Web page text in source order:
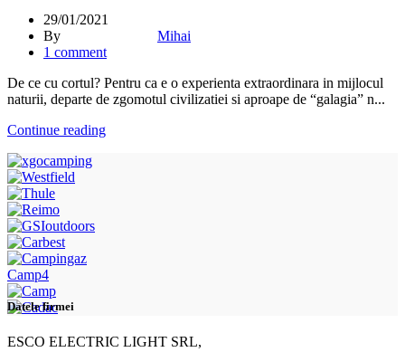
29/01/2021
By
Mihai
1 comment
De ce cu cortul? Pentru ca e o experienta extraordinara in mijlocul
naturii, departe de zgomotul civilizatiei si aproape de “galagia” n...
Continue reading
Camp4
Datele firmei
ESCO ELECTRIC LIGHT SRL,